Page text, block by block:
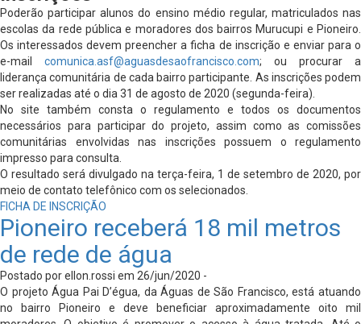
Poderão participar alunos do ensino médio regular, matriculados nas
escolas da rede pública e moradores dos bairros Murucupi e Pioneiro.
Os interessados devem preencher a ficha de inscrição e enviar para o
e-mail comunica.asf@aguasdesaofrancisco.com; ou procurar a
liderança comunitária de cada bairro participante. As inscrições podem
ser realizadas até o dia 31 de agosto de 2020 (segunda-feira).
No site também consta o regulamento e todos os documentos
necessários para participar do projeto, assim como as comissões
comunitárias envolvidas nas inscrições possuem o regulamento
impresso para consulta.
O resultado será divulgado na terça-feira, 1 de setembro de 2020, por
meio de contato telefônico com os selecionados.
FICHA DE INSCRIÇÃO
Pioneiro receberá 18 mil metros
de rede de água
Postado por ellon.rossi em 26/jun/2020 -
O projeto Água Pai D’égua, da Águas de São Francisco, está atuando
no bairro Pioneiro e deve beneficiar aproximadamente oito mil